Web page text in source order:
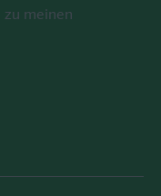
zu meinen